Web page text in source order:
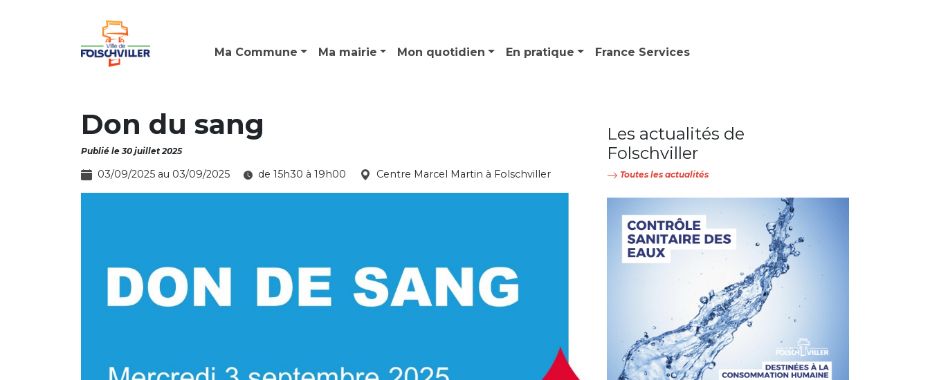
Ma Commune Ma mairie Mon quotidien En pratique France Services
Don du sang
Publié le 30 juillet 2025
03/09/2025 au 03/09/2025 de 15h30 à 19h00 Centre Marcel Martin à Folschviller
Les actualités de
Folschviller
Toutes les actualités